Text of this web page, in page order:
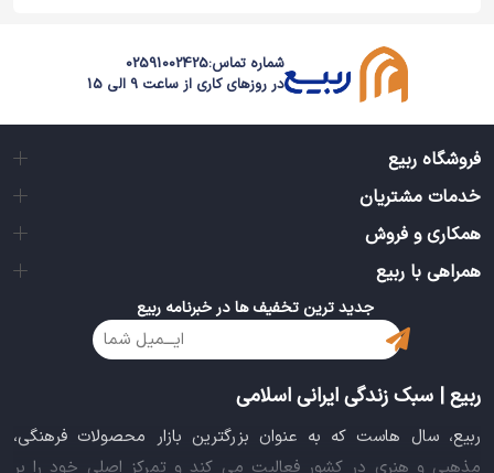
شماره تماس:02591002425
در روزهای کاری از ساعت 9 الی 15
فروشگاه ربیع
خدمات مشتریان
همکاری و فروش
همراهی با ربیع
جدید ترین تخفیف ها در خبرنامه ربیع
ربیع | سبک زندگی ایرانی اسلامی
ربیع، سال هاست که به عنوان بزرگترین بازار محصولات فرهنگی،